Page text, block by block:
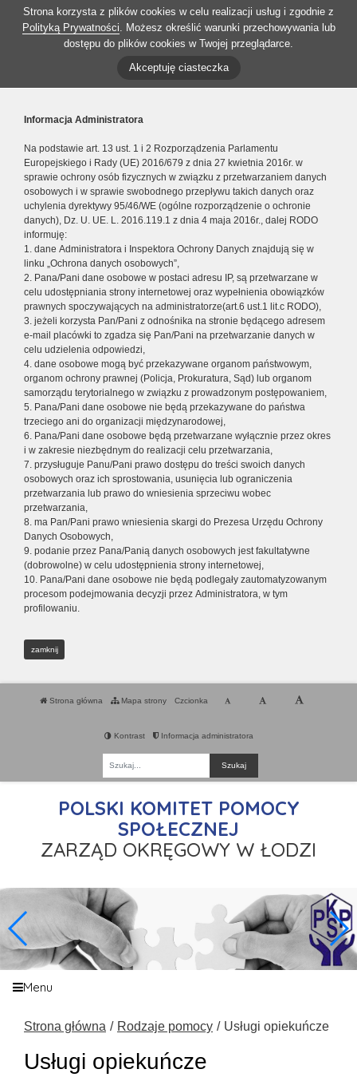
Strona korzysta z plików cookies w celu realizacji usług i zgodnie z
Polityką Prywatności. Możesz określić warunki przechowywania lub
dostępu do plików cookies w Twojej przeglądarce.
Akceptuję ciasteczka
Informacja Administratora
Na podstawie art. 13 ust. 1 i 2 Rozporządzenia Parlamentu
Europejskiego i Rady (UE) 2016/679 z dnia 27 kwietnia 2016r. w
sprawie ochrony osób fizycznych w związku z przetwarzaniem danych
osobowych i w sprawie swobodnego przepływu takich danych oraz
uchylenia dyrektywy 95/46/WE (ogólne rozporządzenie o ochronie
danych), Dz. U. UE. L. 2016.119.1 z dnia 4 maja 2016r., dalej RODO
informuję:
1. dane Administratora i Inspektora Ochrony Danych znajdują się w
linku „Ochrona danych osobowych”,
2. Pana/Pani dane osobowe w postaci adresu IP, są przetwarzane w
celu udostępniania strony internetowej oraz wypełnienia obowiązków
prawnych spoczywających na administratorze(art.6 ust.1 lit.c RODO),
3. jeżeli korzysta Pan/Pani z odnośnika na stronie będącego adresem
e-mail placówki to zgadza się Pan/Pani na przetwarzanie danych w
celu udzielenia odpowiedzi,
4. dane osobowe mogą być przekazywane organom państwowym,
organom ochrony prawnej (Policja, Prokuratura, Sąd) lub organom
samorządu terytorialnego w związku z prowadzonym postępowaniem,
5. Pana/Pani dane osobowe nie będą przekazywane do państwa
trzeciego ani do organizacji międzynarodowej,
6. Pana/Pani dane osobowe będą przetwarzane wyłącznie przez okres
i w zakresie niezbędnym do realizacji celu przetwarzania,
7. przysługuje Panu/Pani prawo dostępu do treści swoich danych
osobowych oraz ich sprostowania, usunięcia lub ograniczenia
przetwarzania lub prawo do wniesienia sprzeciwu wobec
przetwarzania,
8. ma Pan/Pani prawo wniesienia skargi do Prezesa Urzędu Ochrony
Danych Osobowych,
9. podanie przez Pana/Panią danych osobowych jest fakultatywne
(dobrowolne) w celu udostępnienia strony internetowej,
10. Pana/Pani dane osobowe nie będą podlegały zautomatyzowanym
procesom podejmowania decyzji przez Administratora, w tym
profilowaniu.
zamknij
Strona główna Mapa strony Czcionka
Kontrast Informacja administratora
POLSKI KOMITET POMOCY
SPOŁECZNEJ
ZARZĄD OKRĘGOWY W ŁODZI
Menu
Strona główna Rodzaje pomocy Usługi opiekuńcze
Usługi opiekuńcze